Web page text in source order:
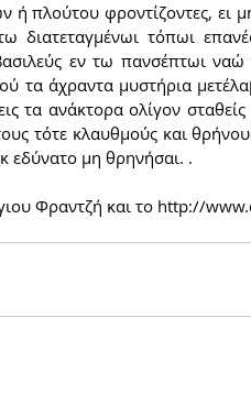
ή πλούτου φροντίζοντες, ει
διατεταγμένωι τόπωι
εν τω πανσέπτωι
τα άχραντα μυστήρια
τα ανάκτορα ολίγον
τότε κλαυθμούς και
εδύνατο μη θρηνήσαι. .
Φραντζή και το http://